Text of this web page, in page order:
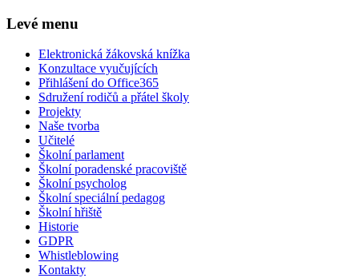
Levé menu
Elektronická žákovská knížka
Konzultace vyučujících
Přihlášení do Office365
Sdružení rodičů a přátel školy
Projekty
Naše tvorba
Učitelé
Školní parlament
Školní poradenské pracoviště
Školní psycholog
Školní speciální pedagog
Školní hřiště
Historie
GDPR
Whistleblowing
Kontakty